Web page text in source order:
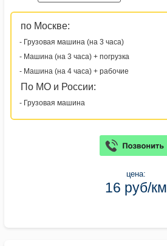
по Москве:
- Грузовая машина (на 3 часа)
- Машина (на 3 часа) + погрузка
- Машина (на 4 часа) + рабочие
По МО и России:
- Грузовая машина
цена:
16 руб/км